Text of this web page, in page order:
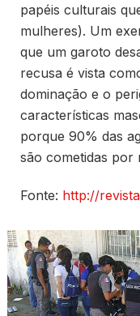
papéis culturais
mulheres). Um
que um garoto
recusa é vista
dominação e o
características
porque 90% das
são cometidas por
Fonte: http://